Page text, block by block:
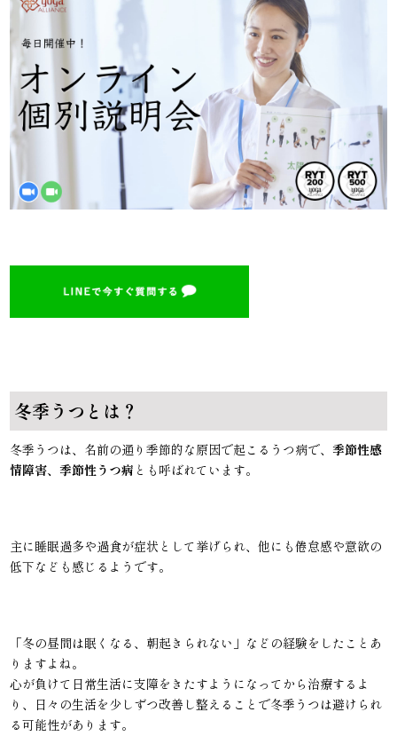
冬季うつとは？
冬季うつは、名前の通り季節的な原因で起こるうつ病で、季節性感
情障害、季節性うつ病 とも呼ばれています。
主に睡眠過多や過食が症状として挙げられ、他にも倦怠感や意欲の
低下なども感じるようです。
「冬の昼間は眠くなる、朝起きられない」などの経験をしたことあ
りますよね。
心が負けて日常生活に支障をきたすようになってから治療するよ
り、日々の生活を少しずつ改善し整えることで冬季うつは避けられ
る可能性があります。